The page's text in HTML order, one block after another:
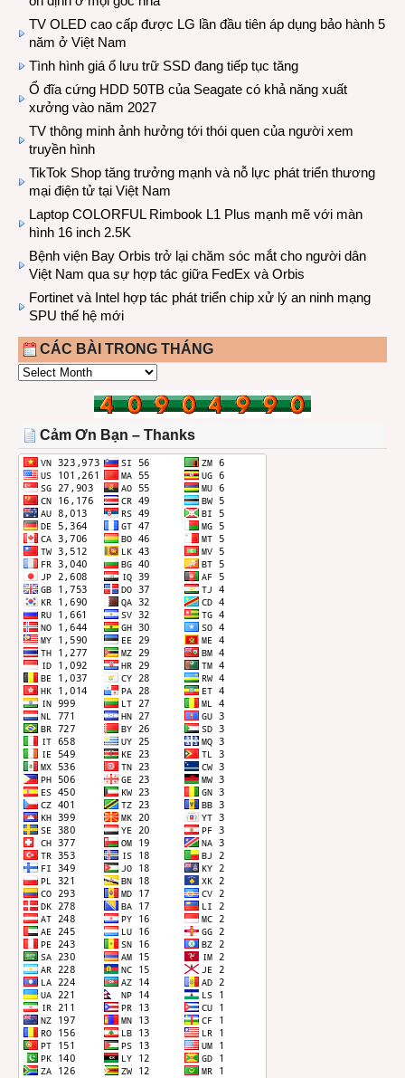
TV OLED cao cấp được LG lần đầu tiên áp dụng bảo hành 5
năm ở Việt Nam
Tình hình giá ổ lưu trữ SSD đang tiếp tục tăng
Ổ đĩa cứng HDD 50TB của Seagate có khả năng xuất
xưởng vào năm 2027
TV thông minh ảnh hưởng tới thói quen của người xem
truyền hình
TikTok Shop tăng trưởng mạnh và nỗ lực phát triển thương
mại điện tử tại Việt Nam
Laptop COLORFUL Rimbook L1 Plus mạnh mẽ với màn
hình 16 inch 2.5K
Bệnh viện Bay Orbis trở lại chăm sóc mắt cho người dân
Việt Nam qua sự hợp tác giữa FedEx và Orbis
Fortinet và Intel hợp tác phát triển chip xử lý an ninh mạng
SPU thế hệ mới
CÁC BÀI TRONG THÁNG
CÁC
THÁNG
Cảm Ơn Bạn – Thanks